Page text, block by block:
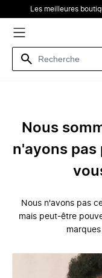
Les meilleures
Nous
n'ayons pas
Nous n'avons pas
mais peut-être